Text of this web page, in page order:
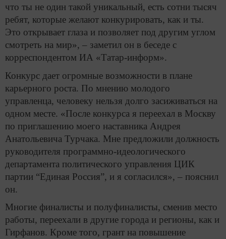
что ты не один такой уникальный, есть сотни тысяч
ребят, которые желают конкурировать, как и ты.
Это открывает глаза и позволяет под другим углом
смотреть на мир», – заметил он в беседе с
корреспондентом ИА «Татар-информ».
Конкурс дает огромные возможности в плане
карьерного роста. По мнению молодого
управленца, человеку нельзя долго засиживаться на
одном месте. «После конкурса я переехал в Москву
по приглашению моего наставника Андрея
Анатольевича Турчака. Мне предложили должность
руководителя программно-идеологического
департамента политического управления ЦИК
партии “Единая Россия”, и я согласился», – пояснил
он.
Многие финалисты и полуфиналисты, сменив место
работы, переехали в другие города и регионы, как и
Гирфанов. Кроме того, грант на повышение